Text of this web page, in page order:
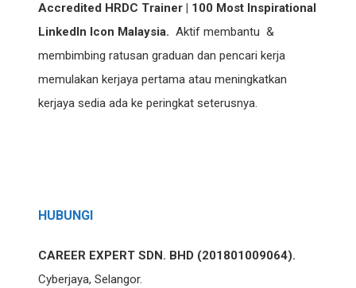
Accredited HRDC Trainer | 100 Most Inspirational
LinkedIn Icon Malaysia. Aktif membantu &
membimbing ratusan graduan dan pencari kerja
memulakan kerjaya pertama atau meningkatkan
kerjaya sedia ada ke peringkat seterusnya.
HUBUNGI
CAREER EXPERT SDN. BHD (201801009064).
Cyberjaya, Selangor.